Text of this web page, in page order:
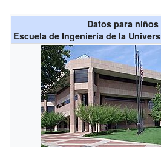
Datos para niños
Escuela de Ingeniería de la